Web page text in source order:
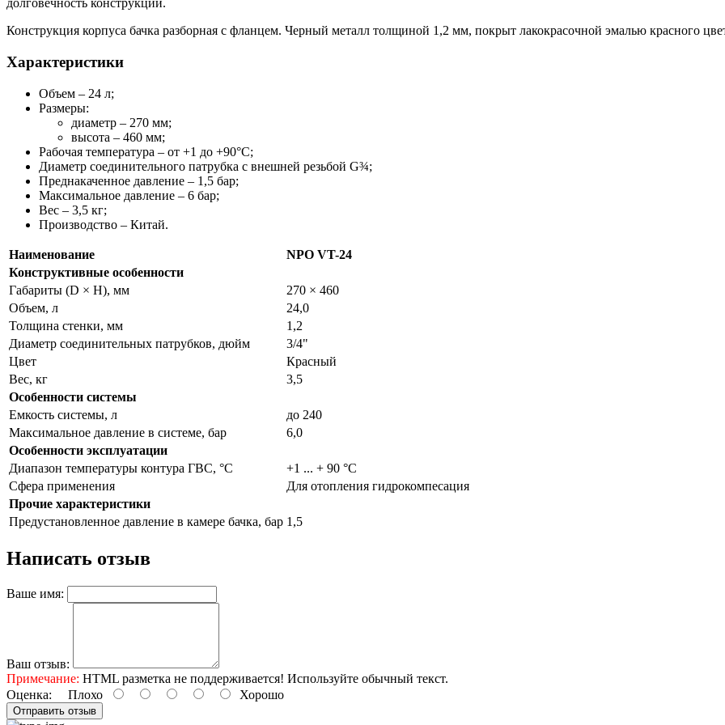
долговечность конструкции.
Конструкция корпуса бачка разборная с фланцем. Черный металл толщиной 1,2 мм, покрыт лакокрасочной эмалью красного
Характеристики
Объем – 24 л;
Размеры:
диаметр – 270 мм;
высота – 460 мм;
Рабочая температура – от +1 до +90°С;
Диаметр соединительного патрубка с внешней резьбой G¾;
Преднакаченное давление – 1,5 бар;
Максимальное давление – 6 бар;
Вес – 3,5 кг;
Производство – Китай.
Наименование
NPO VT-24
Конструктивные особенности
Габариты (D × H), мм
270 × 460
Объем, л
24,0
Толщина стенки, мм
1,2
Диаметр соединительных патрубков, дюйм
3/4"
Цвет
Красный
Вес, кг
3,5
Особенности системы
Емкость системы, л
до 240
Максимальное давление в системе, бар
6,0
Особенности эксплуатации
Диапазон температуры контура ГВС, °С
+1 ... + 90 °C
Сфера применения
Для отопления гидрокомпесация
Прочие характеристики
Предустановленное давление в камере бачка, бар 1,5
Написать отзыв
Ваше имя:
Ваш отзыв:
Примечание: HTML разметка не поддерживается! Используйте обычный текст.
Оценка: Плохо Хорошо
Отправить отзыв